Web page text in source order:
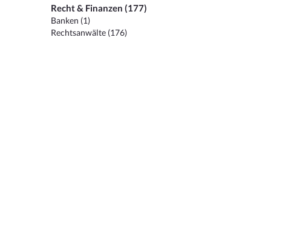
Recht & Finanzen (177)
Banken (1)
Rechtsanwälte (176)